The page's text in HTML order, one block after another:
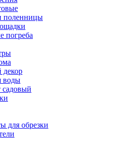
поленницы
погреба
декор
воды
садовый
для обрезки